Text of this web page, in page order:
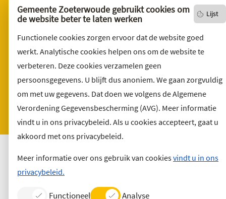
Lijst
Gemeente Zoeterwoude gebruikt cookies om
de website beter te laten werken
Functionele cookies zorgen ervoor dat de website goed
werkt. Analytische cookies helpen ons om de website te
verbeteren. Deze cookies verzamelen geen
persoonsgegevens. U blijft dus anoniem. We gaan zorgvuldig
om met uw gegevens. Dat doen we volgens de Algemene
Verordening Gegevensbescherming (AVG). Meer informatie
vindt u in ons privacybeleid. Als u cookies accepteert, gaat u
akkoord met ons privacybeleid.
Meer informatie over ons gebruik van cookiesvindt u in ons
privacybeleid.
Functioneel Analyse
Privacyverklaring
Over deze website
Sitemap
Toegankelijkheid
Klacht indienen
Vacatures